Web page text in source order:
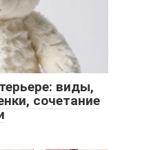
виды,
сочетание